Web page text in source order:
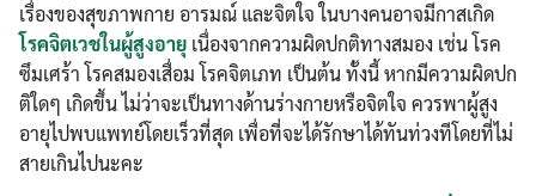
Search
for:
เรื่องของสุขภาพกาย อารมณ์ และจิตใจ ในบางคนอาจมีกาสเกิด
โรคจิตเวชในผู้สูงอายุ เนื่องจากความผิดปกติทางสมอง เช่น โรค
ซึมเศร้า โรคสมองเสื่อม โรคจิตเภท เป็นต้น ทั้งนี้ หากมีความผิดปก
ติใดๆ เกิดขึ้น ไม่ว่าจะเป็นทางด้านร่างกายหรือจิตใจ ควรพาผู้สูง
อายุไปพบแพทย์โดยเร็วที่สุด เพื่อที่จะได้รักษาได้ทันท่วงทีโดยที่ไม่
สายเกินไปนะคะ